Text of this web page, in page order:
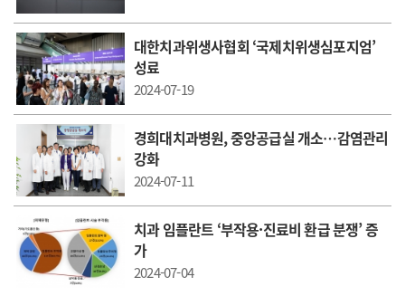
대한치과위생사협회 ‘국제치위생심포지엄’
성료
2024-07-19
경희대치과병원, 중앙공급실 개소…감염관리
강화
2024-07-11
치과 임플란트 ‘부작용·진료비 환급 분쟁’ 증
가
2024-07-04